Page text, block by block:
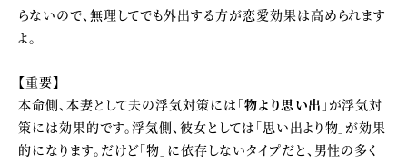
らないので、無理してでも外出する方が恋愛効果は高められます
よ。
【重要】
本命側、本妻として夫の浮気対策には「物より思い出 」が浮気対
策には効果的です。浮気側、彼女としては「思い出より物」が効果
的になります。だけど「物」に依存しないタイプだと、男性の多く